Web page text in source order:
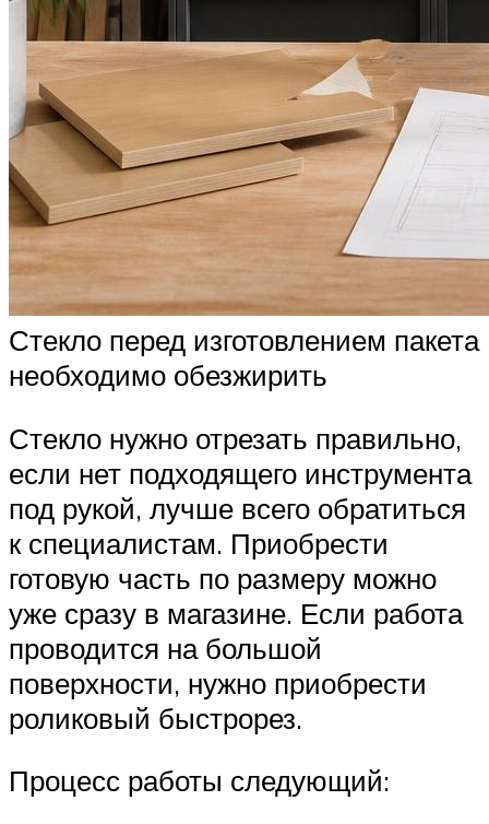
Стекло перед изготовлением пакета
необходимо обезжирить
Стекло нужно отрезать правильно,
если нет подходящего инструмента
под рукой, лучше всего обратиться
к специалистам. Приобрести
готовую часть по размеру можно
уже сразу в магазине. Если работа
проводится на большой
поверхности, нужно приобрести
роликовый быстрорез.
Процесс работы следующий: